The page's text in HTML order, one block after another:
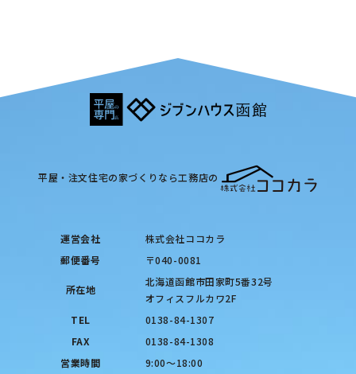
平屋・注文住宅の家づくりなら工務店の
運営会社
株式会社ココカラ
郵便番号
〒040-0081
所在地
北海道函館市田家町5番32号
オフィスフルカワ2F
TEL
0138-84-1307
FAX
0138-84-1308
営業時間
9:00〜18:00